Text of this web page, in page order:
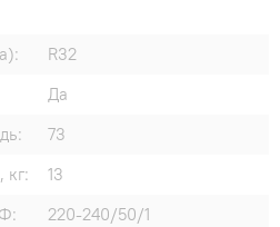
R32
Да
73
кг:
13
220-240/50/1